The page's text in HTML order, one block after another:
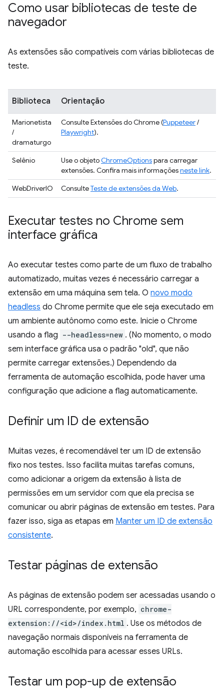
Como usar bibliotecas de teste de
navegador
As extensões são compatíveis com várias bibliotecas de
teste.
Biblioteca Orientação
Marionetista
/
dramaturgo
Consulte Extensões do Chrome (Puppeteer/
Playwright).
Selênio Use o objetoChromeOptionspara carregar
extensões. Confira mais informaçõesneste link.
WebDriverIO
ConsulteTeste de extensões da Web.
Executar testes no Chrome sem
interface gráfica
Ao executar testes como parte de um fluxo de trabalho
automatizado, muitas vezes é necessário carregar a
extensão em uma máquina sem tela. O novo modo
headless do Chrome permite que ele seja executado em
um ambiente autônomo como este. Inicie o Chrome
usando a flag --headless=new . (No momento, o modo
sem interface gráfica usa o padrão "old", que não
permite carregar extensões.) Dependendo da
ferramenta de automação escolhida, pode haver uma
configuração que adicione a flag automaticamente.
Definir um ID de extensão
Muitas vezes, é recomendável ter um ID de extensão
fixo nos testes. Isso facilita muitas tarefas comuns,
como adicionar a origem da extensão à lista de
permissões em um servidor com que ela precisa se
comunicar ou abrir páginas de extensão em testes. Para
fazer isso, siga as etapas em Manter um ID de extensão
consistente.
Testar páginas de extensão
As páginas de extensão podem ser acessadas usando o
URL correspondente, por exemplo, chrome-
extension://<id>/index.html . Use os métodos de
navegação normais disponíveis na ferramenta de
automação escolhida para acessar esses URLs.
Testar um pop-up de extensão